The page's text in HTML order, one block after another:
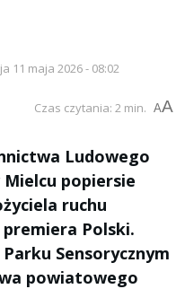
11 maja 2026 - 08:02
Czas czytania: 2 min. AA
Ludowego
Mielcu popiersie
ruchu
Polski.
Sensorycznym
powiatowego